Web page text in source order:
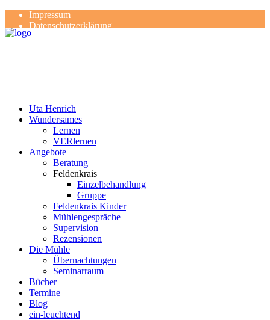
Impressum
Datenschutzerklärung
Kontakt
Uta Henrich
Wundersames
Lernen
VERlernen
Angebote
Beratung
Feldenkrais
Einzelbehandlung
Gruppe
Feldenkrais Kinder
Mühlengespräche
Supervision
Rezensionen
Die Mühle
Übernachtungen
Seminarraum
Bücher
Termine
Blog
ein-leuchtend